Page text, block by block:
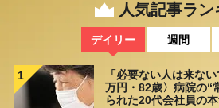
人気記事ラ
デイリー 週間
1
「必要ない人は来な
万円・82歳〉病院の“
られた20代会社員の